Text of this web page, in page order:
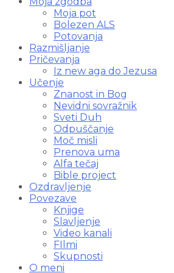
Moja pot
Bolezen ALS
Potovanja
Razmišljanje
Pričevanja
Iz new aga do Jezusa
Učenje
Znanost in Bog
Nevidni sovražnik
Sveti Duh
Odpuščanje
Moč misli
Prenova uma
Alfa tečaj
Bible project
Ozdravljenje
Povezave
Knjige
Slavljenje
Video kanali
FIlmi
Skupnosti
O meni